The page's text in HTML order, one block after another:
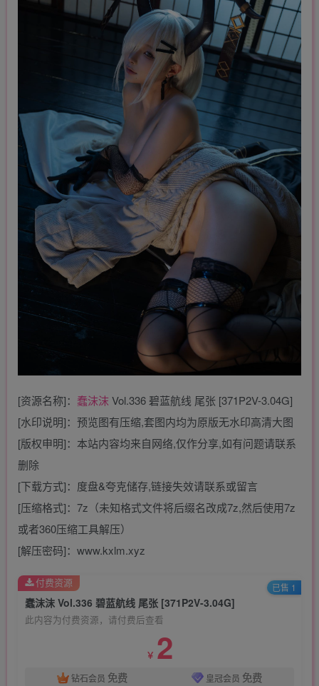
[资源名称]： 蠢沫沫 Vol.336 碧蓝航线 尾张 [371P2V-3.04G]
[水印说明]：预览图有压缩,套图内均为原版无水印高清大图
[版权申明]：本站内容均来自网络,仅作分享,如有问题请联系
删除
[下载方式]：度盘&夸克储存,链接失效请联系或留言
[压缩格式]：7z（未知格式文件将后缀名改成7z,然后使用7z
或者360压缩工具解压）
[解压密码]：www.kxlm.xyz
蠢沫沫 Vol.336 碧蓝航线 尾张 [371P2V-3.04G]
此内容为付费资源，请付费后查看
￥ 2
钻石会员 免费 皇冠会员 免费
付费资源 已售 1